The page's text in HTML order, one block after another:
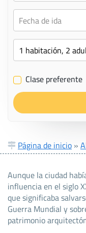
✔ Clase preferente
Página de inicio »
Aunque la ciudad
influencia en el siglo
que significaba
Guerra Mundial y
patrimonio